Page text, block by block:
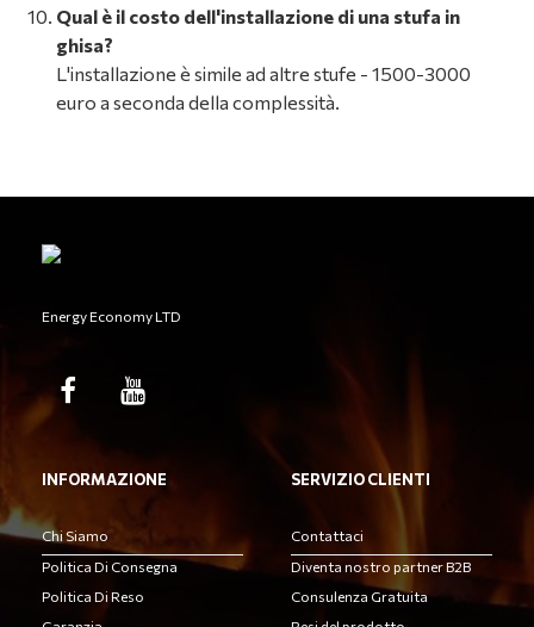
Qual è il costo dell'installazione di una stufa in
ghisa?
L'installazione è simile ad altre stufe - 1500-3000
euro a seconda della complessità.
Energy Economy LTD
INFORMAZIONE
Chi Siamo
Politica Di Consegna
Politica Di Reso
SERVIZIO CLIENTI
Contattaci
Diventa nostro partner B2B
Consulenza Gratuita